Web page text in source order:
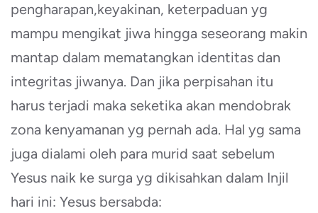
pengharapan,keyakinan, keterpaduan yg
mampu mengikat jiwa hingga seseorang makin
mantap dalam mematangkan identitas dan
integritas jiwanya. Dan jika perpisahan itu
harus terjadi maka seketika akan mendobrak
zona kenyamanan yg pernah ada. Hal yg sama
juga dialami oleh para murid saat sebelum
Yesus naik ke surga yg dikisahkan dalam Injil
hari ini: Yesus bersabda: